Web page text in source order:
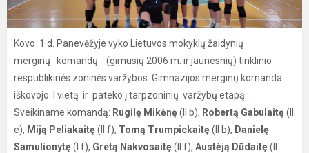
Kovo 1 d. Panevėžyje vyko Lietuvos mokyklų žaidynių
merginų komandų (gimusių 2006 m. ir jaunesnių) tinklinio
respublikinės zoninės varžybos. Gimnazijos merginų komanda
iškovojo I vietą ir pateko į tarpzoninių varžybų etapą .
Sveikiname komandą: Rugilę Mikėnę(II b), Robertą Gabulaitę(II
e), Miją Peliakaitę(II f), Tomą Trumpickaitę(II b), Danielę
Samulionytę(I f), Gretą Nakvosaitę(II f), Austėją Dūdaitę(II